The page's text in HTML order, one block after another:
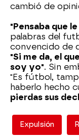
cambió de
"Pensaba que
palabras del
convencido de
"Si me da, el
soy yo". Sin
"Es fútbol,
haberlo hecho
pierdas sus
Expulsión